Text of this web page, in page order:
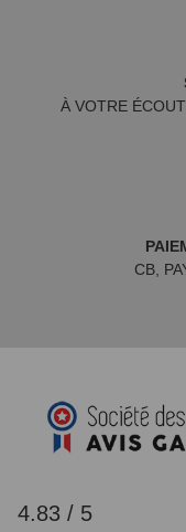
À VOTRE
CB,
4.83 / 5